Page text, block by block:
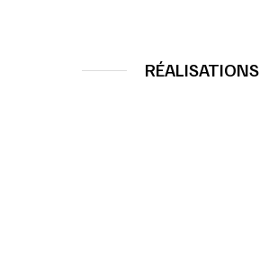
RÉALISATIONS